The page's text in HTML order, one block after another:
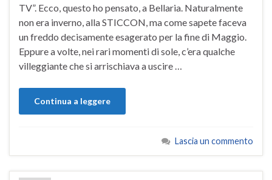
TV”. Ecco, questo ho pensato, a Bellaria. Naturalmente
non era inverno, alla STICCON, ma come sapete faceva
un freddo decisamente esagerato per la fine di Maggio.
Eppure a volte, nei rari momenti di sole, c’era qualche
villeggiante che si arrischiava a uscire …
Continua a leggere
Lascia un commento